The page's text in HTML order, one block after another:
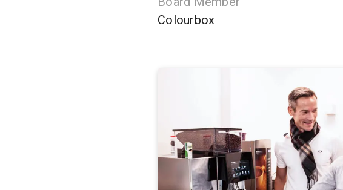
Colourbox